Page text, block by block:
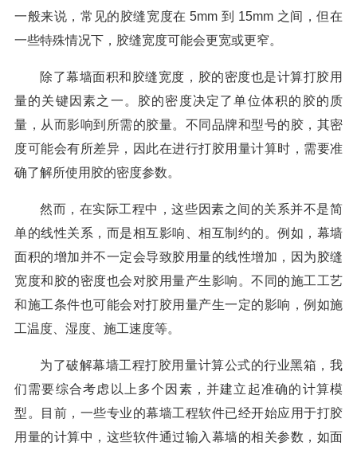
一般来说，常见的胶缝宽度在 5mm 到 15mm 之间，但在
一些特殊情况下，胶缝宽度可能会更宽或更窄。
除了幕墙面积和胶缝宽度，胶的密度也是计算打胶用
量的关键因素之一。胶的密度决定了单位体积的胶的质
量，从而影响到所需的胶量。不同品牌和型号的胶，其密
度可能会有所差异，因此在进行打胶用量计算时，需要准
确了解所使用胶的密度参数。
然而，在实际工程中，这些因素之间的关系并不是简
单的线性关系，而是相互影响、相互制约的。例如，幕墙
面积的增加并不一定会导致胶用量的线性增加，因为胶缝
宽度和胶的密度也会对胶用量产生影响。不同的施工工艺
和施工条件也可能会对打胶用量产生一定的影响，例如施
工温度、湿度、施工速度等。
为了破解幕墙工程打胶用量计算公式的行业黑箱，我
们需要综合考虑以上多个因素，并建立起准确的计算模
型。目前，一些专业的幕墙工程软件已经开始应用于打胶
用量的计算中，这些软件通过输入幕墙的相关参数，如面